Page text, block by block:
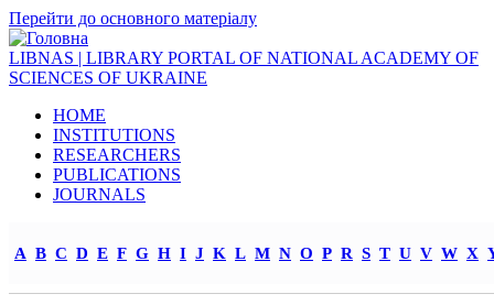
Перейти до основного матеріалу
LIBNAS | LIBRARY PORTAL OF NATIONAL ACADEMY OF
SCIENCES OF UKRAINE
HOME
INSTITUTIONS
RESEARCHERS
PUBLICATIONS
JOURNALS
A B C D E F G H I J K L M N O P R S T U V W X